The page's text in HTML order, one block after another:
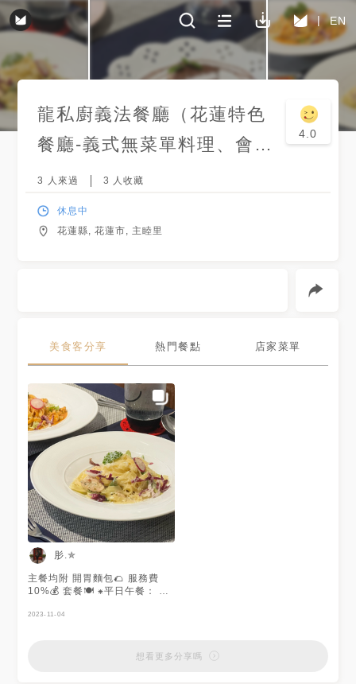
EN
龍私廚義法餐廳（花蓮特色
餐廳-義式無菜單料理、會議
餐敘、手作甜點、壽星優
惠）
4.0
3 人來過 3 人收藏
休息中
花蓮縣, 花蓮市, 主睦里
美食客分享 熱門餐點 店家菜單
肜.✯
主餐均附 開胃麵包🌮 ⁣服務費
10%💰 套餐🍽 ⁕平日午餐： 附
甜品 ᴺᵀ60 ⁕晚餐.假日： 升級
2023-11-04
想看更多分享嗎